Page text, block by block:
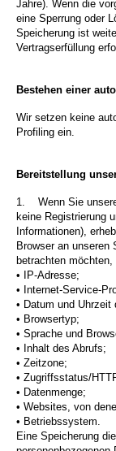
Jahre). Wenn die
eine Sperrung oder
Speicherung ist
Vertragserfüllung
Bestehen einer
Wir setzen keine
Profiling ein.
Bereitstellung
1. Wenn Sie
keine Registrierung
Informationen),
Browser an unseren
betrachten
• IP-Adresse;
• Internet-Service-
• Datum und Uhrzeit
• Browsertyp;
• Sprache und
• Inhalt des Abrufs;
• Zeitzone;
• Zugriffsstatus/
• Datenmenge;
• Websites, von
• Betriebssystem.
Eine Speicherung